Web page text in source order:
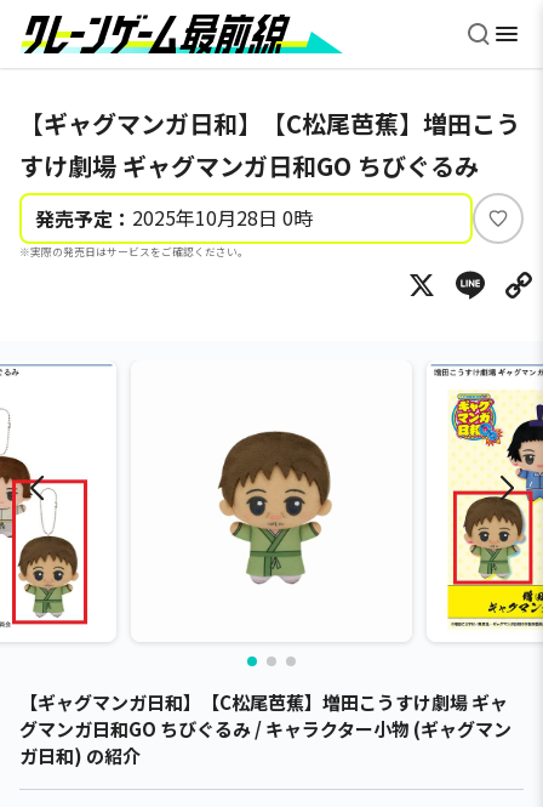
【ギャグマンガ日和】【C松尾芭蕉】増田こう
すけ劇場 ギャグマンガ日和GO ちびぐるみ
発売予定： 2025年10月28日 0時
※実際の発売日はサービスをご確認ください。
い
ね
X
【ギャグマンガ日和】【C松尾芭蕉】増田こうすけ劇場 ギャ
グマンガ日和GO ちびぐるみ / キャラクター小物 (ギャグマン
ガ日和) の紹介